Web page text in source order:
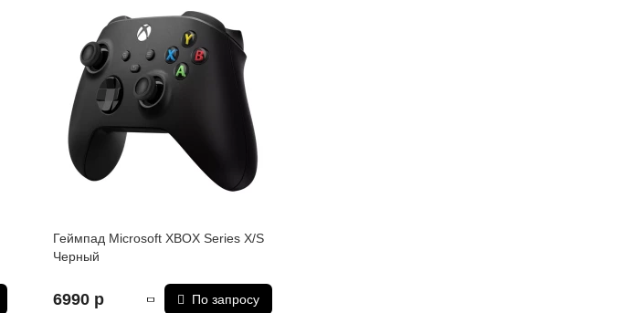
Геймпад Microsoft XBOX Series X/S
Черный
6990 р По запросу